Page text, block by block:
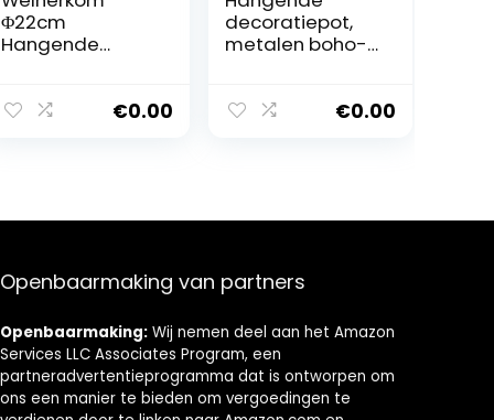
Φ22cm
Hangende
plantenbakken
en manden voor
€0.00
decoratiepot,
metalen boho-
hangende
cactus (zwart)
€0.00
Openbaarmaking van partners
Openbaarmaking: Wij nemen deel aan het Amazon
Services LLC Associates Program, een
partneradvertentieprogramma dat is ontworpen om
ons een manier te bieden om vergoedingen te